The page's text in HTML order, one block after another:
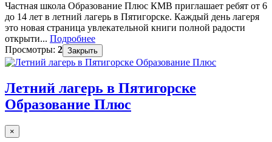
Частная школа Образование Плюс КМВ приглашает ребят от 6
до 14 лет в летний лагерь в Пятигорске. Каждый день лагеря
это новая страница увлекательной книги полной радости
открыти... Подробнее
Просмотры: 2 Закрыть
Летний лагерь в Пятигорске
Образование Плюс
×